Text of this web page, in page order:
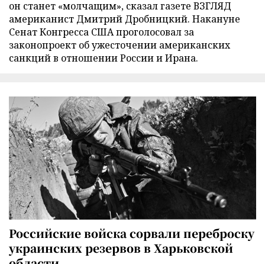
он станет «молчащим», сказал газете ВЗГЛЯД
американист Дмитрий Дробницкий. Накануне
Сенат Конгресса США проголосовал за
законопроект об ужесточении американских
санкций в отношении России и Ирана.
Российские войска сорвали переброску
украинских резервов в Харьковской